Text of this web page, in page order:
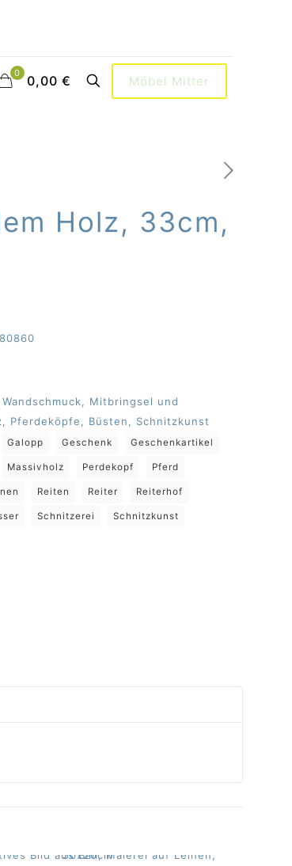
0 0,00 € Möbel Mitter
Holz, 33cm,
Mitbringsel und
Pferdeköpfe, Büsten, Schnitzkunst
Galopp Geschenk Geschenkartikel
Massivholz Perdekopf Pferd
Reiten Reiter Reiterhof
Schnitzerei Schnitzkunst